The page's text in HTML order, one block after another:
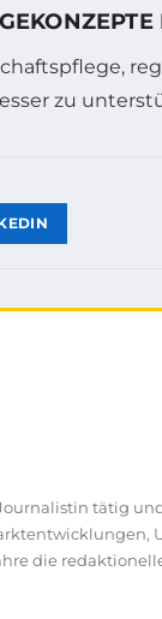
zu
tätig
die